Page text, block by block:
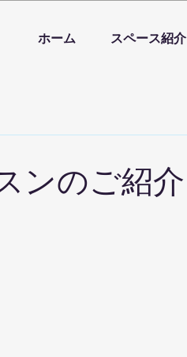
ホーム スペース紹介
ンのご紹介